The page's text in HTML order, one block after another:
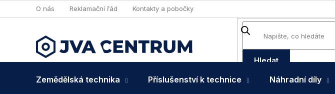
na
O nás Reklamační řád Kontakty a pobočky
Hledat
Zemědělská technika
Příslušenství k technice Náhradní díly